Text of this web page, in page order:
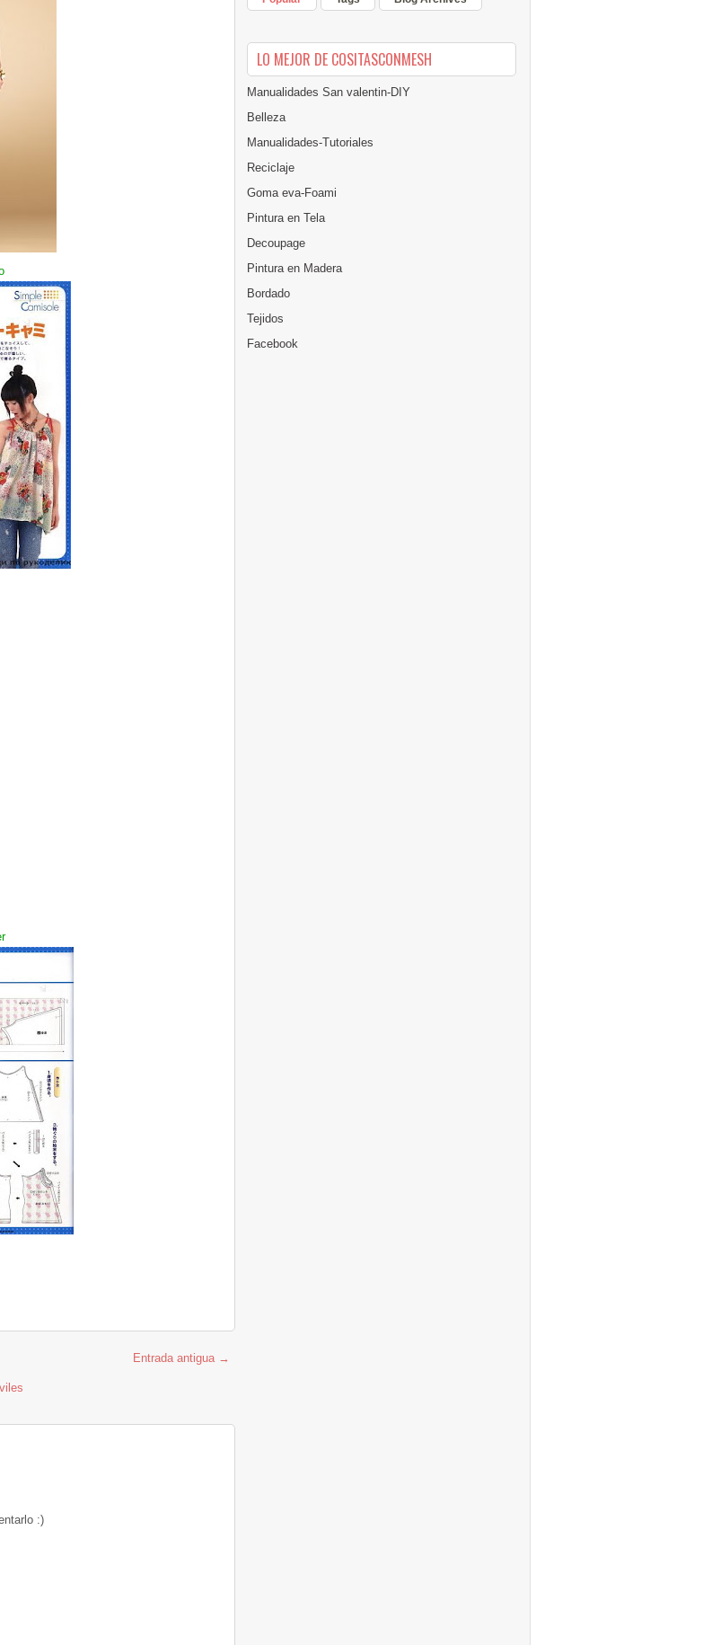
Entrada antigua →
:)
LO MEJOR DE COSITASCONMESH
Manualidades San valentin-DIY
Belleza
Manualidades-Tutoriales
Reciclaje
Goma eva-Foami
Pintura en Tela
Decoupage
Pintura en Madera
Bordado
Tejidos
Facebook